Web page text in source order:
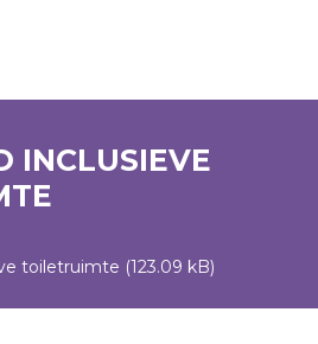
INCLUSIEVE
toiletruimte (123.09 kB)